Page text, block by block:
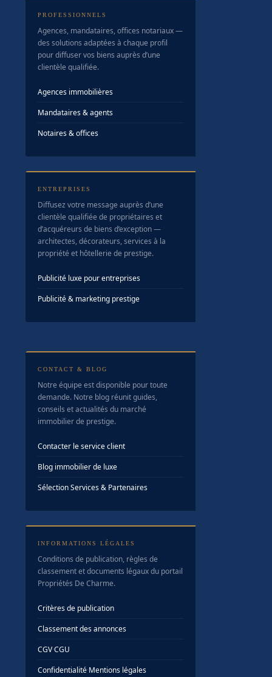
PROFESSIONNELS
Agences, mandataires, offices notariaux —
des solutions adaptées à chaque profil
pour diffuser vos biens auprès d’une
clientèle qualifiée.
Agences immobilières
Mandataires & agents
Notaires & offices
ENTREPRISES
Diffusez votre message auprès d’une
clientèle qualifiée de propriétaires et
d’acquéreurs de biens d’exception —
architectes, décorateurs, services à la
propriété et hôtellerie de prestige.
Publicité luxe pour entreprises
Publicité & marketing prestige
CONTACT & BLOG
Notre équipe est disponible pour toute
demande. Notre blog réunit guides,
conseils et actualités du marché
immobilier de prestige.
Contacter le service client
Blog immobilier de luxe
Sélection Services & Partenaires
INFORMATIONS LÉGALES
Conditions de publication, règles de
classement et documents légaux du portail
Propriétés De Charme.
Critères de publication
Classement des annonces
CGV·CGU
Confidentialité·Mentions légales